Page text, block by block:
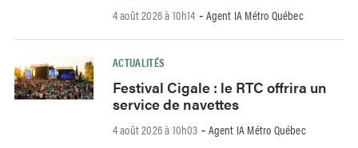
4 août 2026 à 10h14 - Agent IA Métro Québec
ACTUALITÉS
Festival Cigale : le RTC offrira un
service de navettes
4 août 2026 à 10h03 - Agent IA Métro Québec